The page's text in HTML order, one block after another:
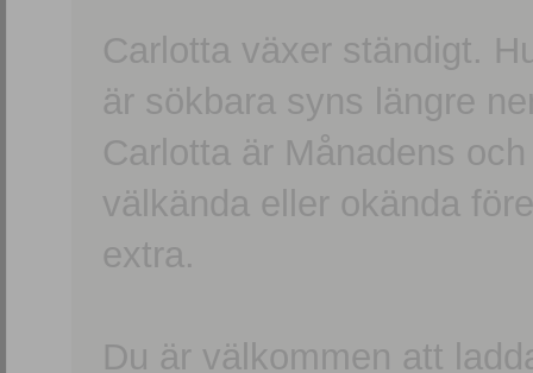
Carlotta växer ständigt.
är sökbara syns längre
Carlotta är Månadens
välkända eller okända
extra.
Du är välkommen att